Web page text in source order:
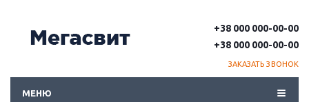
+38 000 000-00-00
+38 000 000-00-00
ЗАКАЗАТЬ ЗВОНОК
МЕНЮ